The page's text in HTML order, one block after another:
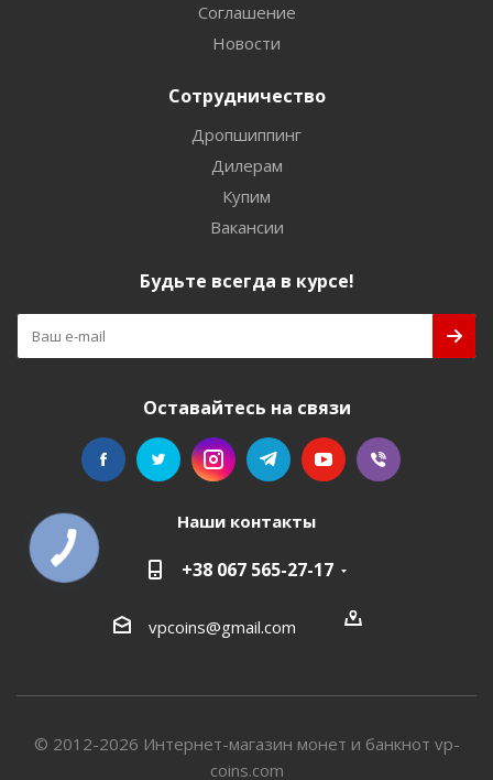
Соглашение
Новости
Сотрудничество
Дропшиппинг
Дилерам
Купим
Вакансии
Будьте всегда в курсе!
Оставайтесь на связи
Наши контакты
+38 067 565-27-17
vpcoins@gmail.com
© 2012-2026 Интернет-магазин монет и банкнот vp-
coins.com